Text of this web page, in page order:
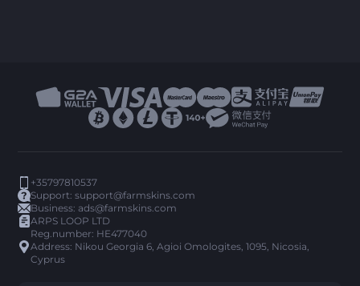
+35797810537
Support:support@farmskins.com
Business:ads@farmskins.com
ARPS LOOP LTD
Reg.number: HE477040
Address: Nikou Georgia 6, Agioi Omologites, 1095, Nicosia,
Cyprus